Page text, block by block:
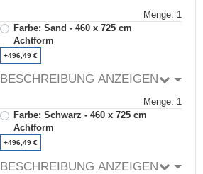
Menge: 1
Farbe: Sand - 460 x 725 cm
Achtform
+496,49 €
BESCHREIBUNG ANZEIGEN
Menge: 1
Farbe: Schwarz - 460 x 725 cm
Achtform
+496,49 €
BESCHREIBUNG ANZEIGEN